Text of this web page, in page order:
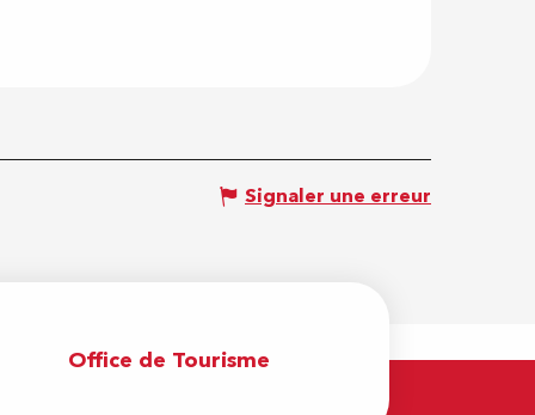
Signaler une erreur
Office de Tourisme